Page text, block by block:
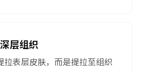
层组织
拉表层皮肤，而是提拉至组织